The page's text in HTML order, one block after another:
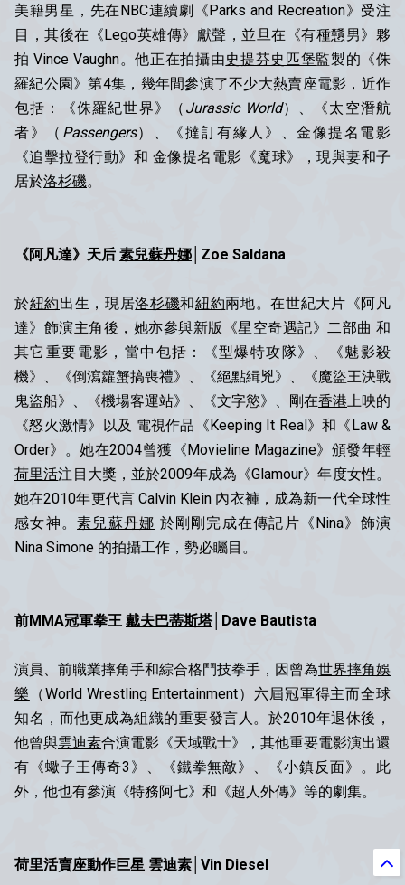
美籍男星，先在NBC連續劇《Parks and Recreation》受注
目，其後在《Lego英雄傳》獻聲，並旦在《有種戇男》夥
拍 Vince Vaughn。他正在拍攝由史提芬史匹堡監製的《侏
羅紀公園》第4集，幾年間參演了不少大熱賣座電影，近作
包括：《侏羅紀世界》（ Jurassic World）、《太空潛航
者》（ Passengers）、《撻訂有緣人》、金像提名電影
《追擊拉登行動》和 金像提名電影《魔球》，現與妻和子
居於洛杉磯。
《阿凡達》天后 素兒蘇丹娜 │Zoe Saldana
於紐約出生，現居洛杉磯和紐約兩地。在世紀大片《阿凡
達》飾演主角後，她亦參與新版《星空奇遇記》二部曲 和
其它重要電影，當中包括：《型爆特攻隊》、《魅影殺
機》、《倒瀉籮蟹搞喪禮》、《絕點緝兇》、《魔盜王決戰
鬼盜船》、《機場客運站》、《文字慾》、剛在香港上映的
《怒火激情》以及 電視作品《Keeping It Real》和《Law &
Order》。她在2004曾獲《Movieline Magazine》頒發年輕
荷里活注目大獎，並於2009年成為《Glamour》年度女性。
她在2010年更代言 Calvin Klein 內衣褲，成為新一代全球性
感女神。素兒蘇丹娜 於剛剛完成在傳記片《Nina》飾演
Nina Simone 的拍攝工作，勢必矚目。
前MMA冠軍拳王 戴夫巴蒂斯塔│Dave Bautista
演員、前職業摔角手和綜合格鬥技拳手，因曾為世界摔角娛
樂 （World Wrestling Entertainment）六屆冠軍得主而全球
知名，而他更成為組織的重要發言人。於2010年退休後，
他曾與雲迪素合演電影《天域戰士》，其他重要電影演出還
有《蠍子王傳奇3》、《鐵拳無敵》、《小鎮反面》。此
外，他也有參演《特務阿七》和《超人外傳》等的劇集。
荷里活賣座動作巨星 雲迪素 │Vin Diesel